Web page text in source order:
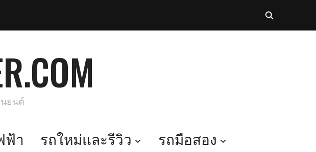
นยนต์
ฟ้า รถใหม่และรีวิว
รถมือสอง